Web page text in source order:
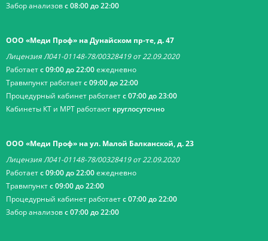
Забор анализовс 08:00 до 22:00
ООО «Меди Проф» на Дунайском пр-те, д. 47
Лицензия Л041-01148-78/00328419 от 22.09.2020
Работаетс 09:00 до 22:00ежедневно
Травмпункт работаетс 09:00 до 22:00
Процедурный кабинет работаетс 07:00 до 23:00
Кабинеты КТ и МРТ работают круглосуточно
ООО «Меди Проф» на ул. Малой Балканской, д. 23
Лицензия Л041-01148-78/00328419 от 22.09.2020
Работаетс 09:00 до 22:00ежедневно
Травмпунктс 09:00 до 22:00
Процедурный кабинет работаетс 07:00 до 22:00
Забор анализовс 07:00 до 22:00